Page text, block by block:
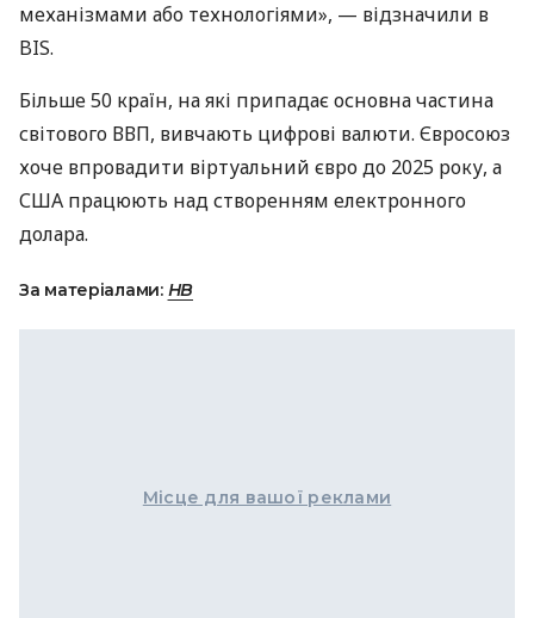
механізмами або технологіями», — відзначили в
BIS.
Більше 50 країн, на які припадає основна частина
світового ВВП, вивчають цифрові валюти. Євросоюз
хоче впровадити віртуальний євро до 2025 року, а
США працюють над створенням електронного
долара.
За матеріалами: НВ
Місце для вашої реклами